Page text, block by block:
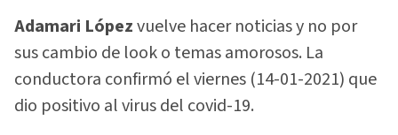
Adamari Lópezvuelve hacer noticias y no por
sus cambio de look o temas amorosos. La
conductora confirmó el viernes (14-01-2021) que
dio positivo al virus del covid-19.